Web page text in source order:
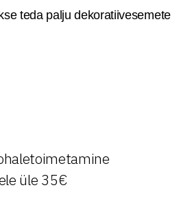
teda palju dekoratiivesemete
üle 35€